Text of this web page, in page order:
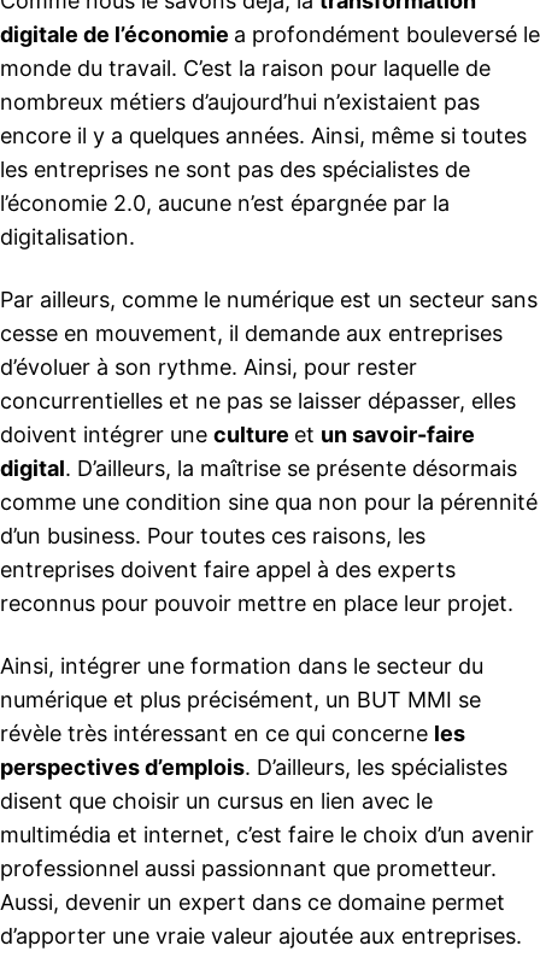
digitale de l’économie a profondément bouleversé le
monde du travail. C’est la raison pour laquelle de
nombreux métiers d’aujourd’hui n’existaient pas
encore il y a quelques années. Ainsi, même si toutes
les entreprises ne sont pas des spécialistes de
l’économie 2.0, aucune n’est épargnée par la
digitalisation.
Par ailleurs, comme le numérique est un secteur sans
cesse en mouvement, il demande aux entreprises
d’évoluer à son rythme. Ainsi, pour rester
concurrentielles et ne pas se laisser dépasser, elles
doivent intégrer une culture et un savoir-faire
digital. D’ailleurs, la maîtrise se présente désormais
comme une condition sine qua non pour la pérennité
d’un business. Pour toutes ces raisons, les
entreprises doivent faire appel à des experts
reconnus pour pouvoir mettre en place leur projet.
Ainsi, intégrer une formation dans le secteur du
numérique et plus précisément, un BUT MMI se
révèle très intéressant en ce qui concerne les
perspectives d’emplois. D’ailleurs, les spécialistes
disent que choisir un cursus en lien avec le
multimédia et internet, c’est faire le choix d’un avenir
professionnel aussi passionnant que prometteur.
Aussi, devenir un expert dans ce domaine permet
d’apporter une vraie valeur ajoutée aux entreprises.